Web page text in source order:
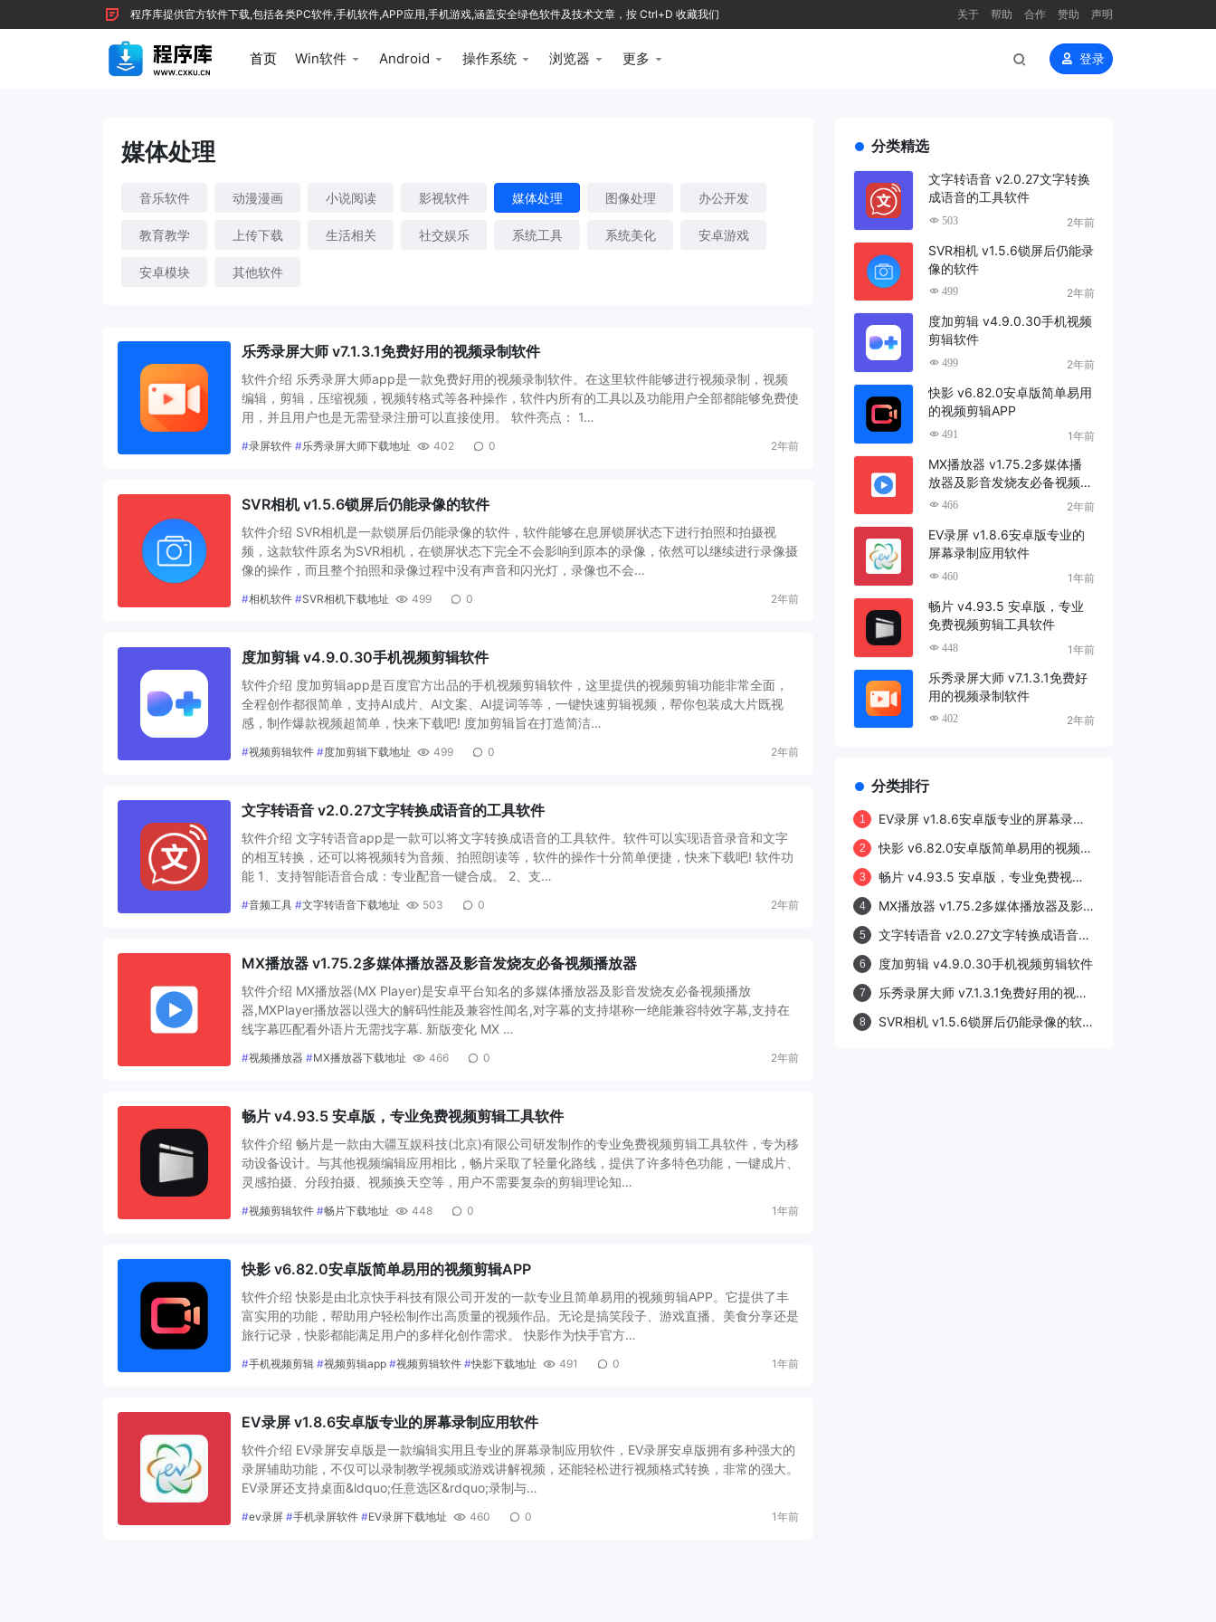
程序库提供官方软件下载,包括各类PC软件,手机软件,APP应用,手机游戏,涵盖安全绿色软件及技术文章，按 Ctrl+D 收藏我们 关于 帮助 合作 赞助 声明
首页 Win软件 Android 操作系统 浏览器 更多 登录
媒体处理
音乐软件 动漫漫画 小说阅读 影视软件 媒体处理 图像处理 办公开发
教育教学 上传下载 生活相关 社交娱乐 系统工具 系统美化 安卓游戏
安卓模块 其他软件
乐秀录屏大师 v7.1.3.1免费好用的视频录制软件
软件介绍 乐秀录屏大师app是一款免费好用的视频录制软件。在这里软件能够进行视频录制，视频
编辑，剪辑，压缩视频，视频转格式等各种操作，软件内所有的工具以及功能用户全部都能够免费使
用，并且用户也是无需登录注册可以直接使用。 软件亮点： 1…
#录屏软件 #乐秀录屏大师下载地址 402 0 2年前
SVR相机 v1.5.6锁屏后仍能录像的软件
软件介绍 SVR相机是一款锁屏后仍能录像的软件，软件能够在息屏锁屏状态下进行拍照和拍摄视
频，这款软件原名为SVR相机，在锁屏状态下完全不会影响到原本的录像，依然可以继续进行录像摄
像的操作，而且整个拍照和录像过程中没有声音和闪光灯，录像也不会…
#相机软件 #SVR相机下载地址 499 0 2年前
度加剪辑 v4.9.0.30手机视频剪辑软件
软件介绍 度加剪辑app是百度官方出品的手机视频剪辑软件，这里提供的视频剪辑功能非常全面，
全程创作都很简单，支持AI成片、AI文案、AI提词等等，一键快速剪辑视频，帮你包装成大片既视
感，制作爆款视频超简单，快来下载吧! 度加剪辑旨在打造简洁…
#视频剪辑软件 #度加剪辑下载地址 499 0 2年前
文字转语音 v2.0.27文字转换成语音的工具软件
软件介绍 文字转语音app是一款可以将文字转换成语音的工具软件。软件可以实现语音录音和文字
的相互转换，还可以将视频转为音频、拍照朗读等，软件的操作十分简单便捷，快来下载吧! 软件功
能 1、支持智能语音合成：专业配音一键合成。 2、支…
#音频工具 #文字转语音下载地址 503 0 2年前
MX播放器 v1.75.2多媒体播放器及影音发烧友必备视频播放器
软件介绍 MX播放器(MX Player)是安卓平台知名的多媒体播放器及影音发烧友必备视频播放
器,MXPlayer播放器以强大的解码性能及兼容性闻名,对字幕的支持堪称一绝能兼容特效字幕,支持在
线字幕匹配看外语片无需找字幕. 新版变化 MX …
#视频播放器 #MX播放器下载地址 466 0 2年前
畅片 v4.93.5 安卓版，专业免费视频剪辑工具软件
软件介绍 畅片是一款由大疆互娱科技(北京)有限公司研发制作的专业免费视频剪辑工具软件，专为移
动设备设计。与其他视频编辑应用相比，畅片采取了轻量化路线，提供了许多特色功能，一键成片、
灵感拍摄、分段拍摄、视频换天空等，用户不需要复杂的剪辑理论知…
#视频剪辑软件 #畅片下载地址 448 0 1年前
快影 v6.82.0安卓版简单易用的视频剪辑APP
软件介绍 快影是由北京快手科技有限公司开发的一款专业且简单易用的视频剪辑APP。它提供了丰
富实用的功能，帮助用户轻松制作出高质量的视频作品。无论是搞笑段子、游戏直播、美食分享还是
旅行记录，快影都能满足用户的多样化创作需求。 快影作为快手官方…
#手机视频剪辑 #视频剪辑app #视频剪辑软件 #快影下载地址 491 0 1年前
EV录屏 v1.8.6安卓版专业的屏幕录制应用软件
软件介绍 EV录屏安卓版是一款编辑实用且专业的屏幕录制应用软件，EV录屏安卓版拥有多种强大的
录屏辅助功能，不仅可以录制教学视频或游戏讲解视频，还能轻松进行视频格式转换，非常的强大。
EV录屏还支持桌面&ldquo;任意选区&rdquo;录制与…
#ev录屏 #手机录屏软件 #EV录屏下载地址 460 0 1年前
分类精选
文字转语音 v2.0.27文字转换
成语音的工具软件
503 2年前
SVR相机 v1.5.6锁屏后仍能录
像的软件
499 2年前
度加剪辑 v4.9.0.30手机视频
剪辑软件
499 2年前
快影 v6.82.0安卓版简单易用
的视频剪辑APP
491 1年前
MX播放器 v1.75.2多媒体播
放器及影音发烧友必备视频播
放器
466 2年前
EV录屏 v1.8.6安卓版专业的
屏幕录制应用软件
460 1年前
畅片 v4.93.5 安卓版，专业
免费视频剪辑工具软件
448 1年前
乐秀录屏大师 v7.1.3.1免费好
用的视频录制软件
402 2年前
分类排行
1
EV录屏 v1.8.6安卓版专业的屏幕录制
2
快影 v6.82.0安卓版简单易用的视频剪
3
畅片 v4.93.5 安卓版，专业免费视频
4
MX播放器 v1.75.2多媒体播放器及影
5
文字转语音 v2.0.27文字转换成语音的
6 度加剪辑 v4.9.0.30手机视频剪辑软件
7
乐秀录屏大师 v7.1.3.1免费好用的视频
8
SVR相机 v1.5.6锁屏后仍能录像的软